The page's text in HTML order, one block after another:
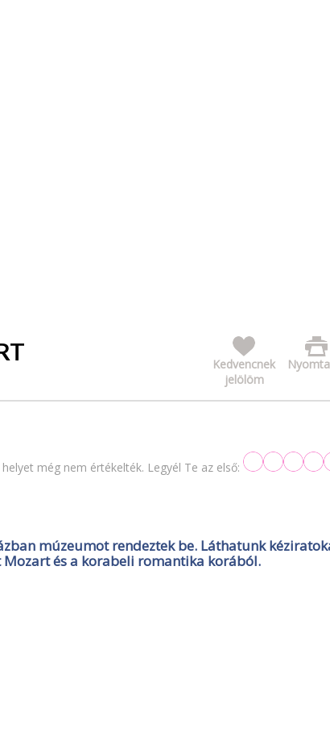
Kedvencnek
jelölöm
helyet még nem értékelték. Legyél Te az első:
múzeumot rendeztek be. Láthatunk
és a korabeli romantika korából.